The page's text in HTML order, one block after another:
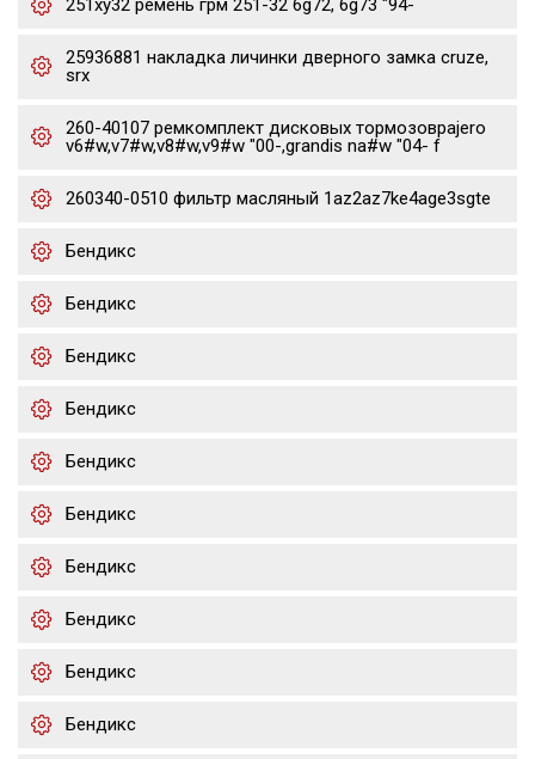
251xy32 ремень грм 251-32 6g72, 6g73 "94-
25936881 накладка личинки дверного замка cruze,
srx
260-40107 ремкомплект дисковых тормозовpajero
v6#w,v7#w,v8#w,v9#w "00-,grandis na#w "04- f
260340-0510 фильтр масляный 1az2az7ke4age3sgte
Бендикс
Бендикс
Бендикс
Бендикс
Бендикс
Бендикс
Бендикс
Бендикс
Бендикс
Бендикс